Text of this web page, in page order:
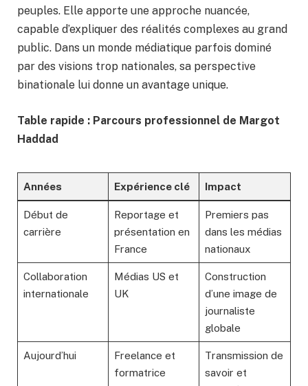
peuples. Elle apporte une approche nuancée,
capable d’expliquer des réalités complexes au grand
public. Dans un monde médiatique parfois dominé
par des visions trop nationales, sa perspective
binationale lui donne un avantage unique.
Table rapide : Parcours professionnel de Margot
Haddad
Années Expérience clé Impact
Début de
carrière
Reportage et
présentation en
France
Premiers pas
dans les médias
nationaux
Collaboration
internationale
Médias US et
UK
Construction
d’une image de
journaliste
globale
Aujourd’hui
Freelance et
formatrice
Transmission de
savoir et